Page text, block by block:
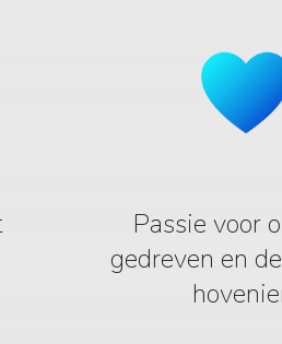
Passie voor
gedreven en